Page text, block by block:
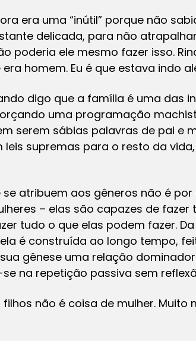
era uma “inútil” porque não
delicada, para não
poderia ele mesmo fazer isso.
era homem. Eu é que estava indo
digo que a família é uma das
uma programação
serem sábias palavras de pai e
supremas para o resto da
atribuem aos gêneros não é
– elas são capazes de fazer
tudo o que elas podem fazer.
é construída ao longo tempo,
gênese uma relação
na repetição passiva sem
não é coisa de mulher. Muito